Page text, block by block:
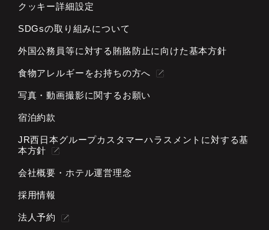
クッキー詳細設定
SDGsの取り組みについて
外国公務員等に対する 賄賂防止に向けた基本方針
食物アレルギーをお持ちの方へ
写真・動画撮影に関するお願い
宿泊約款
JR西日本グループカスタマーハラスメントに対する基
本方針
会社概要・ホテル運営理念
採用情報
法人予約